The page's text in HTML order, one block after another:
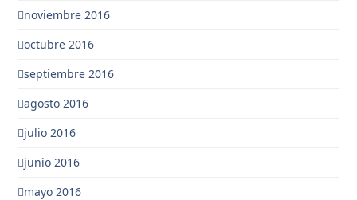
noviembre 2016
octubre 2016
septiembre 2016
agosto 2016
julio 2016
junio 2016
mayo 2016